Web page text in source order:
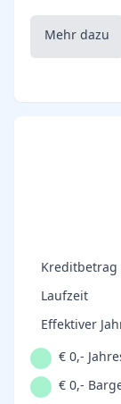
Mehr dazu
Kreditbetrag
Laufzeit
Effektiver
€ 0,-
€ 0,-